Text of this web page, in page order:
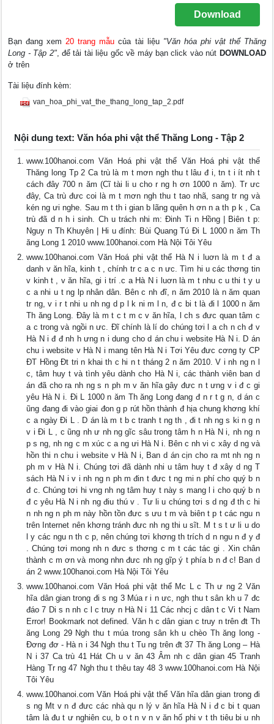
Download
Bạn đang xem20 trang mẫu của tài liệu "Văn hóa phi vật thể Thăng
Long - Tập 2", để tải tài liệu gốc về máy bạn click vào nút DOWNLOAD
ở trên
Tài liệu đính kèm:
van_hoa_phi_vat_the_thang_long_tap_2.pdf
Nội dung text: Văn hóa phi vật thể Thăng Long - Tập 2
www.100hanoi.com Văn Hoá phi vật thể Văn Hoá phi vật thể
Thăng long Tp 2 Ca trù là m t mơn ngh thu t lâu đ i, tn t i ít nh t
cách đây 700 n ăm (Cĩ tài li u cho r ng h ơn 1000 n ăm). Tr ưc
đây, Ca trù đưc coi là m t mơn ngh thu t tao nhã, sang tr ng và
kén ng ưi nghe. Sau m t th i gian b lãng quên h ơn n a th p k , Ca
trù đã d n h i sinh. Ch u trách nhi m: Đinh Ti n Hồng | Biên t p:
Nguy n Th Khuyên | Hi u đính: Bùi Quang Tú Đi L 1000 n ăm Th
ăng Long 1 2010 www.100hanoi.com Hà Nội Tôi Yêu
www.100hanoi.com Văn Hoá phi vật thể Hà N i luơn là m t đ a
danh v ăn hĩa, kinh t , chính tr c a c n ưc. Tìm hi u các thơng tin
v kinh t , v ăn hĩa, gi i trí .c a Hà N i luơn là m t nhu c u thi t y u
c a nhi u t ng lp nhân dân. Bên c nh đĩ, n ăm 2010 là n ăm quan
tr ng, v i r t nhi u nh ng d p l k ni m l n, đ c bi t là đi l 1000 n ăm
Th ăng Long. Đây là m t c t m c v ăn hĩa, l ch s đưc quan tâm c
a c trong và ngồi n ưc. Đĩ chính là lí do chúng tơi l a ch n ch đ v
Hà N i đ đ nh h ưng n i dung cho d án chu i website Hà N i. D án
chu i website v Hà N i mang tên Hà N i Tơi Yêu đưc cơng ty CP
ĐT Hồng Đt tri n khai th c hi n t tháng 2 n ăm 2010. V i nh ng n l
c, tâm huy t và tình yêu dành cho Hà N i, các thành viên ban d
án đã cho ra nh ng s n ph m v ăn hĩa gây đưc n t ưng v i đ c gi
yêu Hà N i. Đi L 1000 n ăm Th ăng Long đang đ n r t g n, d án c
ũng đang đi vào giai đon g p rút hồn thành đ hịa chung khơng khí
c a ngày Đi L . D án là m t b c tranh t ng th , đi t nh ng s ki n g n
v i Đi L , c ũng nh ư nh ng gĩc sâu trong tâm h n Hà N i, nh ng n
p s ng, nh ng c m xúc c a ng ưi Hà N i. Bên c nh vi c xây d ng và
hồn thi n chu i website v Hà N i, Ban d án cịn cho ra mt nh ng n
ph m v Hà N i. Chúng tơi đã dành nhi u tâm huy t đ xây d ng T
sách Hà N i v i nh ng n ph m đin t đưc t ng mi n phí cho quý b n
đ c. Chúng tơi hi vng nh ng tâm huy t này s mang l i cho quý b n
đ c yêu Hà N i nh ng điu thú v . Tư li u chúng tơi s d ng đ th c hi
n nh ng n ph m này hồn tồn đưc s ưu t m và biên t p t các ngu n
trên Internet nên khơng tránh đưc nh ng thi u sĩt. M t s t ư li u do
l y các ngu n th c p, nên chúng tơi khơng th trích d n ngu n đ y đ
. Chúng tơi mong nh n đưc s thơng c m t các tác gi . Xin chân
thành c m ơn và mong nhn đưc nh ng gĩp ý t phía b n đ c! Ban d
án 2 www.100hanoi.com Hà Nội Tôi Yêu
www.100hanoi.com Văn Hoá phi vật thể Mc L c Th ư ng 2 Văn
hĩa dân gian trong đi s ng 3 Múa r i n ưc, ngh thu t sân kh u 7 đc
đáo 7 Di s n nh c l c truy n Hà N i 11 Các nhcj c dân t c Vi t Nam
Error! Bookmark not defined. Văn h c dân gian c truy n trên đt Th
ăng Long 29 Ngh thu t múa trong sân kh u chèo Th ăng long -
Đơng đơ - Hà n i 34 Ngh thu t Tu ng trên đt 37 Th ăng Long – Hà
N i 37 Ca trù 41 Hát Ch u v ăn 43 Âm nh c dân gian 45 Tranh
Hàng Tr ng 47 Ngh thu t thêu tay 48 3 www.100hanoi.com Hà Nội
Tôi Yêu
www.100hanoi.com Văn Hoá phi vật thể Văn hĩa dân gian trong đi
s ng Mt v n đ đưc các nhà qu n lý v ăn hĩa Hà N i đ c bi t quan
tâm là đu t ư nghiên cu, b o t n v n v ăn hố phi v t th tiêu bi u nh